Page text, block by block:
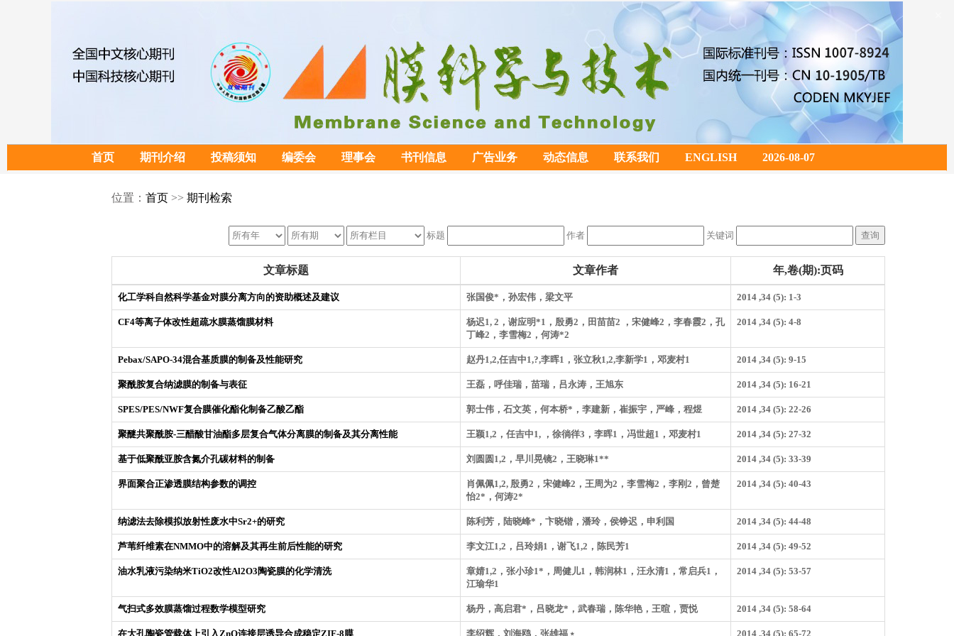
首页 期刊介绍 投稿须知 编委会 理事会 书刊信息 广告业务 动态信息 联系我们 ENGLISH 2026-08-07
位置： 首页 >> 期刊检索
标题 作者 关键词
文章标题 文章作者 年,卷(期):页码
化工学科自然科学基金对膜分离方向的资助概述及建议 张国俊*，孙宏伟，梁文平 2014 ,34 (5): 1-3
CF4等离子体改性超疏水膜蒸馏膜材料
杨迟1, 2，谢应明*1，殷勇2，田苗苗2 ，宋健峰2，李春霞2，孔
丁峰2，李雪梅2，何涛*2
2014 ,34 (5): 4-8
Pebax/SAPO-34混合基质膜的制备及性能研究 赵丹1,2,任吉中1,?,李晖1，张立秋1,2,李新学1，邓麦村1 2014 ,34 (5): 9-15
聚酰胺复合纳滤膜的制备与表征 王磊，呼佳瑞，苗瑞，吕永涛，王旭东 2014 ,34 (5): 16-21
SPES/PES/NWF复合膜催化酯化制备乙酸乙酯 郭士伟，石文英，何本桥*，李建新，崔振宇，严峰，程煜 2014 ,34 (5): 22-26
聚醚共聚酰胺-三醋酸甘油酯多层复合气体分离膜的制备及其分离性能 王颖1,2，任吉中1, ，徐徜徉3，李晖1，冯世超1，邓麦村1 2014 ,34 (5): 27-32
基于低聚酰亚胺含氮介孔碳材料的制备 刘圆圆1,2，早川晃镜2，王晓琳1** 2014 ,34 (5): 33-39
界面聚合正渗透膜结构参数的调控
肖佩佩1,2, 殷勇2，宋健峰2，王周为2，李雪梅2，李刚2，曾楚
怡2*，何涛2*
2014 ,34 (5): 40-43
纳滤法去除模拟放射性废水中Sr2+的研究 陈利芳，陆晓峰*，卞晓锴，潘玲，侯铮迟，申利国 2014 ,34 (5): 44-48
芦苇纤维素在NMMO中的溶解及其再生前后性能的研究 李文江1,2，吕玲娟1，谢飞1,2，陈民芳1 2014 ,34 (5): 49-52
油水乳液污染纳米TiO2改性Al2O3陶瓷膜的化学清洗
章婧1,2，张小珍1*，周健儿1，韩润林1，汪永清1，常启兵1，
江瑜华1
2014 ,34 (5): 53-57
气扫式多效膜蒸馏过程数学模型研究 杨丹，高启君*，吕晓龙*，武春瑞，陈华艳，王暄，贾悦 2014 ,34 (5): 58-64
在大孔陶瓷管载体上引入ZnO连接层诱导合成稳定ZIF-8膜 李绍辉，刘海鸥，张雄福﹡ 2014 ,34 (5): 65-72